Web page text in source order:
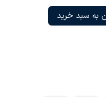
به سبد خرید